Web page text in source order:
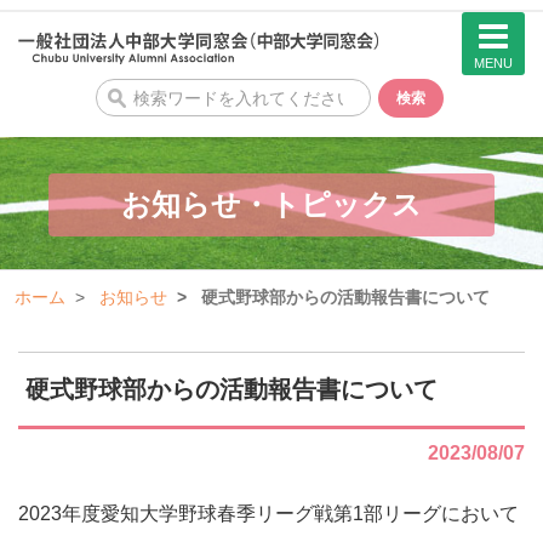
検
索
検索
MENU
お知らせ・トピックス
ホーム お知らせ 硬式野球部からの活動報告書について
硬式野球部からの活動報告書について
2023/08/07
2023年度愛知大学野球春季リーグ戦第1部リーグにおいて